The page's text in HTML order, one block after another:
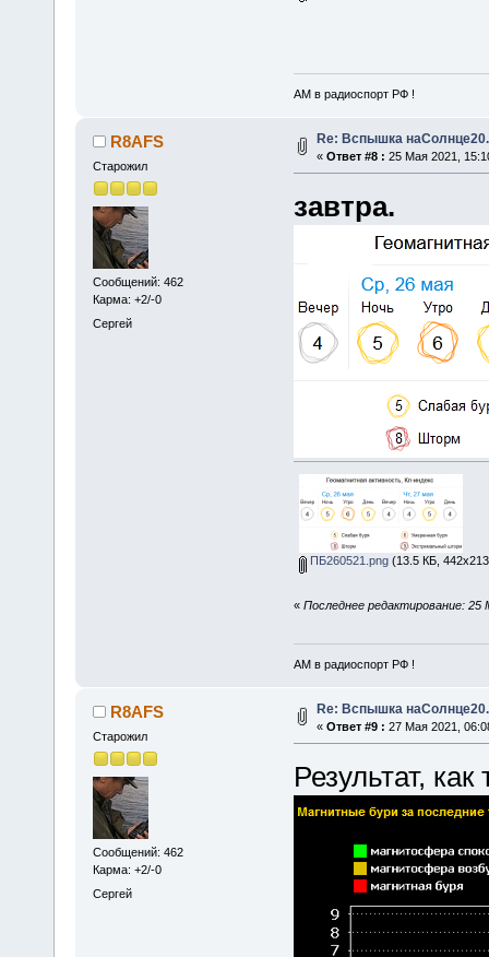
АМ в радиоспорт РФ !
R8AFS
Старожил
Сообщений: 462
Карма: +2/-0
Сергей
Re: Вспышка
« Ответ #8 : 25 Мая 2021,
завтра.
ПБ260521.png(13.5 КБ,
« Последнее редактирование: 25
АМ в радиоспорт РФ !
R8AFS
Старожил
Сообщений: 462
Карма: +2/-0
Сергей
Re: Вспышка
« Ответ #9 : 27 Мая 2021,
Результат, как